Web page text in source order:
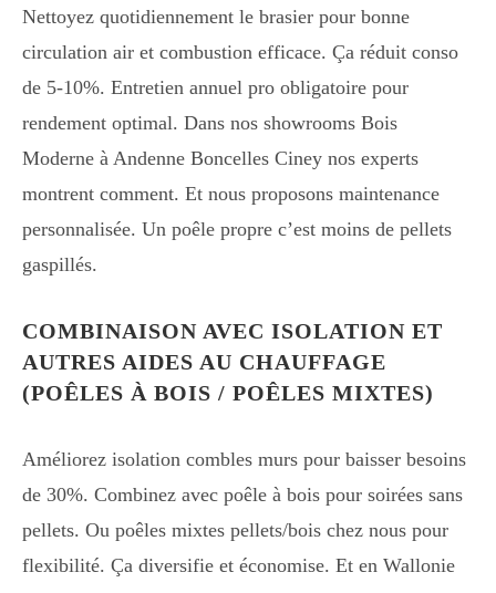
Nettoyez quotidiennement le brasier pour bonne
circulation air et combustion efficace. Ça réduit conso
de 5-10%. Entretien annuel pro obligatoire pour
rendement optimal. Dans nos showrooms Bois
Moderne à Andenne Boncelles Ciney nos experts
montrent comment. Et nous proposons maintenance
personnalisée. Un poêle propre c’est moins de pellets
gaspillés.
COMBINAISON AVEC ISOLATION ET
AUTRES AIDES AU CHAUFFAGE
(POÊLES À BOIS / POÊLES MIXTES)
Améliorez isolation combles murs pour baisser besoins
de 30%. Combinez avec poêle à bois pour soirées sans
pellets. Ou poêles mixtes pellets/bois chez nous pour
flexibilité. Ça diversifie et économise. Et en Wallonie